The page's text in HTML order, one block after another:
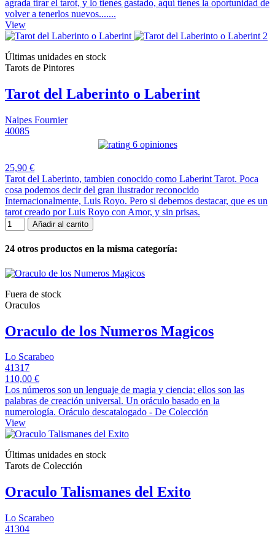
agrada tirar el tarot, y lo tienes gastado, aquí tienes la oportunidad de
volver a tenerlos nuevos.......
View
Últimas unidades en stock
Tarots de Pintores
Tarot del Laberinto o Laberint
Naipes Fournier
40085
6 opiniones
25,90 €
Tarot del Laberinto, tambien conocido como Laberint Tarot. Poca
cosa podemos decir del gran ilustrador reconocido
Internacionalmente, Luis Royo. Pero si debemos destacar, que es un
tarot creado por Luis Royo con Amor, y sin prisas.
Añadir al carrito
24 otros productos en la misma categoría:
Fuera de stock
Oraculos
Oraculo de los Numeros Magicos
Lo Scarabeo
41317
110,00 €
Los números son un lenguaje de magia y ciencia; ellos son las
palabras de creación universal. Un oráculo basado en la
numerología. Oráculo descatalogado - De Colección
View
Últimas unidades en stock
Tarots de Colección
Oraculo Talismanes del Exito
Lo Scarabeo
41304